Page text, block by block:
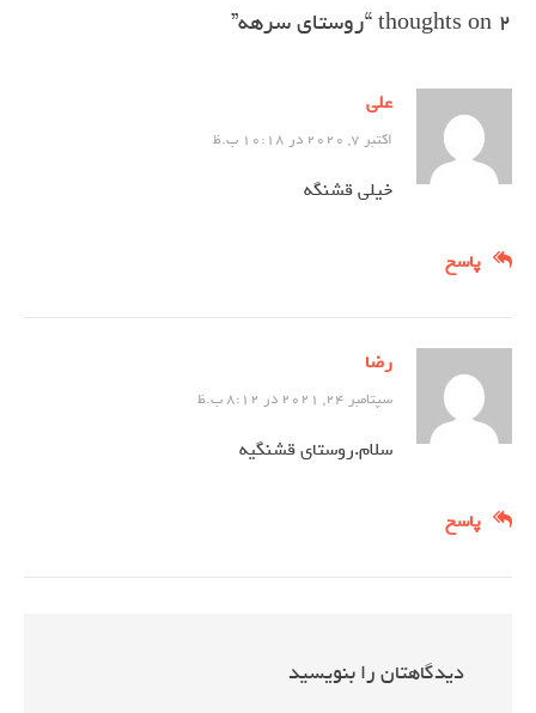
2 thoughts on “ روستاي سرهه”
علی
اکتبر 7, 2020 در 10:18 ب.ظ
خیلی قشنگه
پاسخ
رضا
سپتامبر 24, 2021 در 8:12 ب.ظ
سلام.روستای قشنگیه
پاسخ
دیدگاهتان را بنویسید